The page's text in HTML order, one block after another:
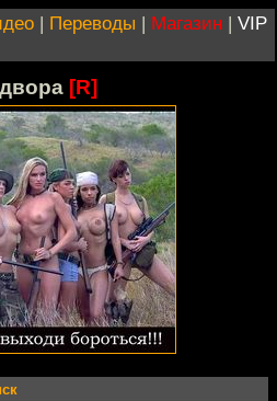
| Переводы | Магазин | VIP
[R]